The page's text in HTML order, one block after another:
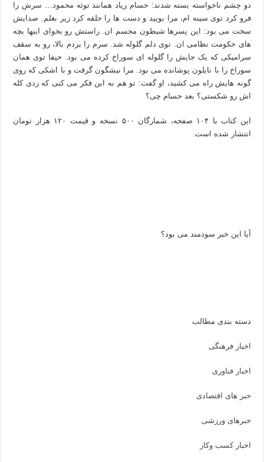
دو چشم ناخواسته بسته شدند: حسام زیاد همانند توئه محمود… سرش را
فرو کرد توی سینه ام، مرا بویید و دست ها را حلقه کرد زیر بغلم. صدایش
سخت می بود: این پسرها شیطون مجسم ان. راستش رو بخوای اینها بچه
های حکومت نظامی ان. توی دلم گلوله شد. سرم را بردم بالا، رو به سقف
سرامیکی که یک جایش را گلوله ای سوراخ کرده می بود. حیفا توی همان
سوراخ را با نایلون پوشانده می بود. مرا نیشگون گرفت و با اشکی که روی
گونه هایش راه می کشید، او گفت: تو هم به این فکر می کنی که زدی کله
اش رو شکستی؟ بعد حسام چی؟
این کتاب با ۱۰۴ صفحه، شمارگان ۵۰۰ نسخه و قیمت ۱۲۰ هزار تومان
انتشار شده است.
آیا این خبر سودمند می بود؟
دسته بندی مطالب
اخبار فرهنگی
اخبار فناوری
خبر های اقتصادی
خبرهای ورزشی
اخبار کسب وکار